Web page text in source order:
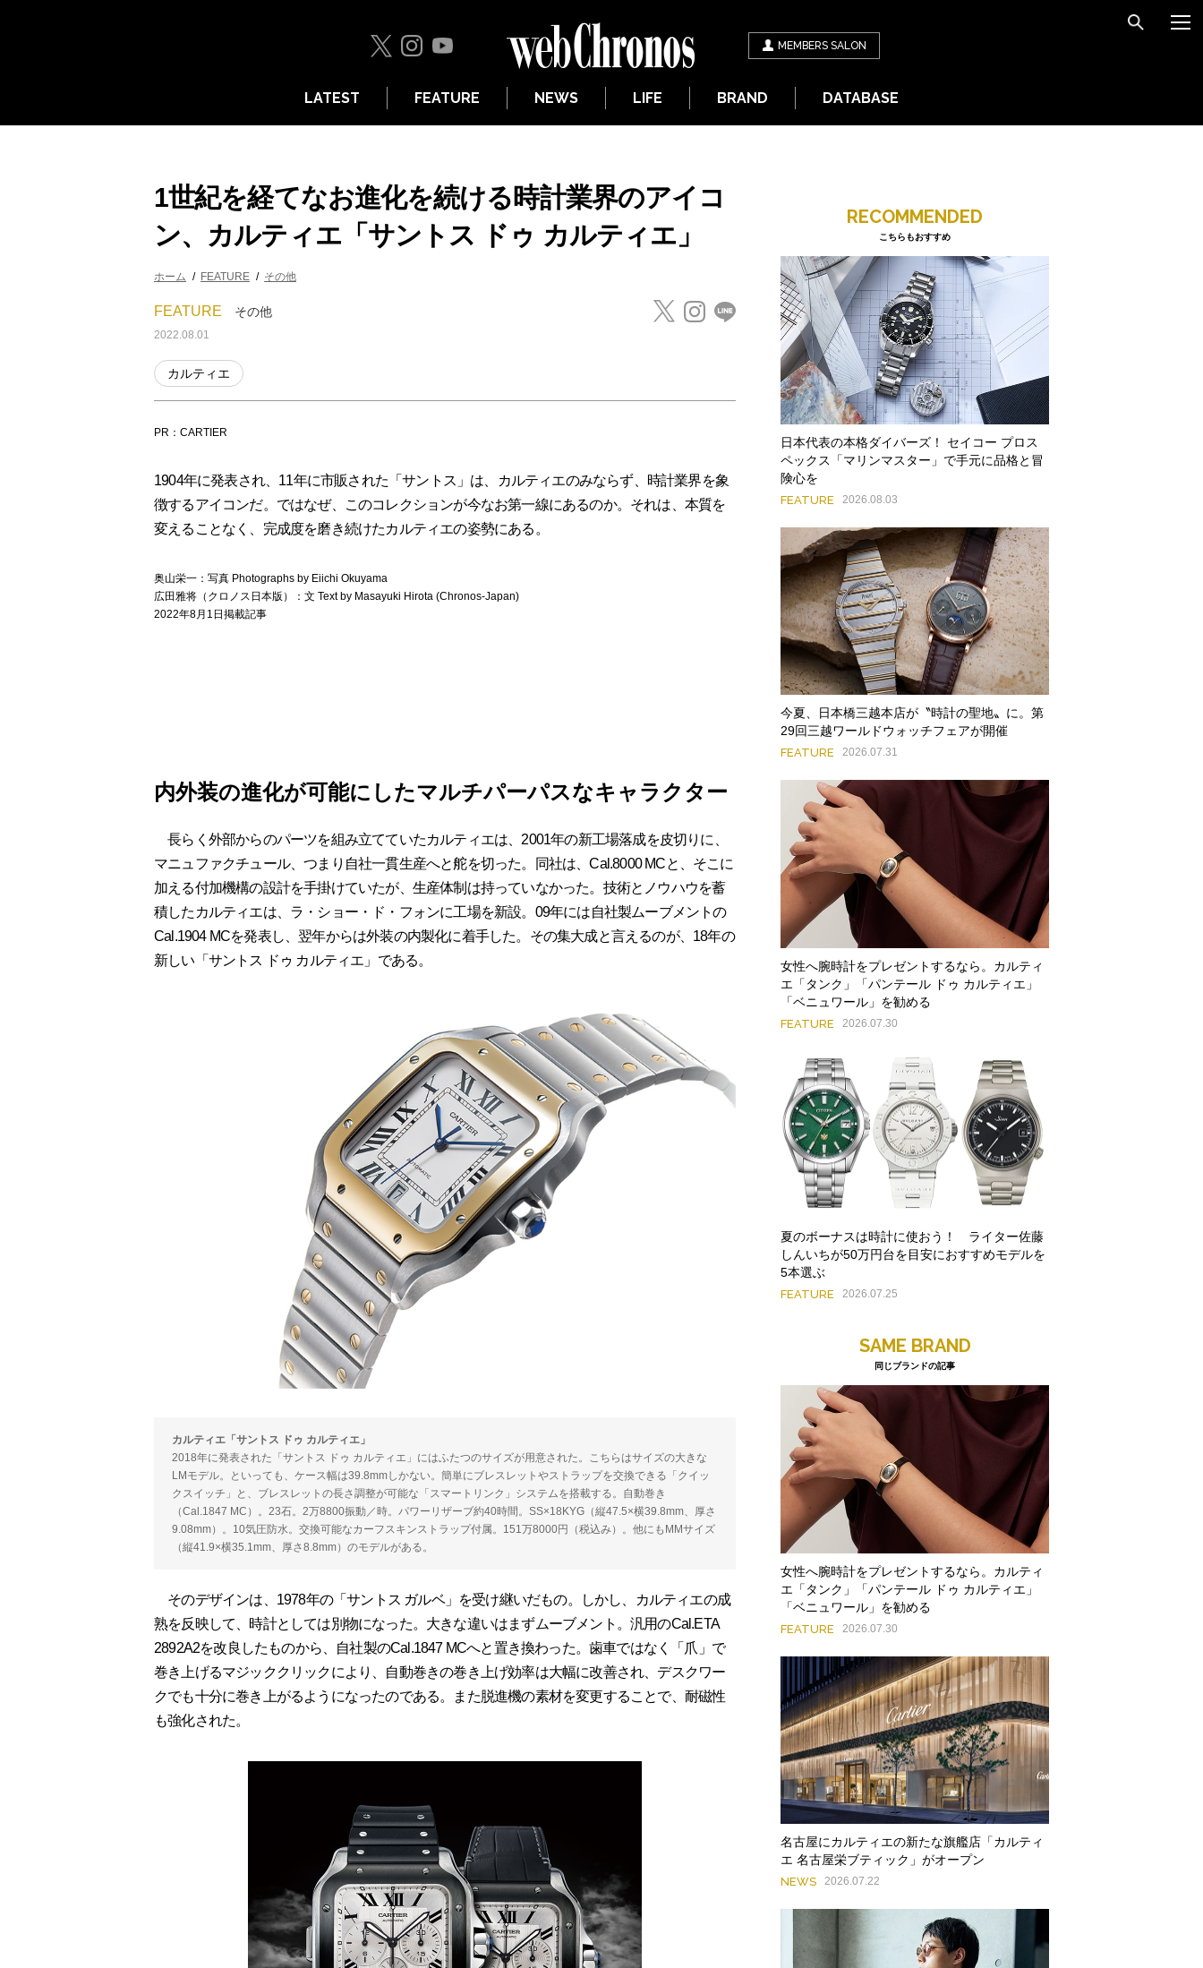
MEMBERS SALON
LATEST FEATURE NEWS LIFE BRAND DATABASE
1世紀を経てなお進化を続ける時計業界のアイコ
ン、カルティエ「サントス ドゥ カルティエ」
ホーム FEATURE その他
FEATURE その他
2022.08.01
カルティエ
PR：CARTIER
1904年に発表され、11年に市販された「サントス」は、カルティエのみならず、時計業界を象
徴するアイコンだ。ではなぜ、このコレクションが今なお第一線にあるのか。それは、本質を
変えることなく、完成度を磨き続けたカルティエの姿勢にある。
奥山栄一：写真 Photographs by Eiichi Okuyama
広田雅将（クロノス日本版）：文 Text by Masayuki Hirota (Chronos-Japan)
2022年8月1日掲載記事
内外装の進化が可能にしたマルチパーパスなキャラクター
長らく外部からのパーツを組み立てていたカルティエは、2001年の新工場落成を皮切りに、
マニュファクチュール、つまり自社一貫生産へと舵を切った。同社は、Cal.8000 MCと、そこに
加える付加機構の設計を手掛けていたが、生産体制は持っていなかった。技術とノウハウを蓄
積したカルティエは、ラ・ショー・ド・フォンに工場を新設。09年には自社製ムーブメントの
Cal.1904 MCを発表し、翌年からは外装の内製化に着手した。その集大成と言えるのが、18年の
新しい「サントス ドゥ カルティエ」である。
カルティエ「サントス ドゥ カルティエ」
2018年に発表された「サントス ドゥ カルティエ」にはふたつのサイズが用意された。こちらはサイズの大きな
LMモデル。といっても、ケース幅は39.8mmしかない。簡単にブレスレットやストラップを交換できる「クイッ
クスイッチ」と、ブレスレットの長さ調整が可能な「スマートリンク」システムを搭載する。自動巻き
（Cal.1847 MC）。23石。2万8800振動／時。パワーリザーブ約40時間。SS×18KYG（縦47.5×横39.8mm、厚さ
9.08mm）。10気圧防水。交換可能なカーフスキンストラップ付属。151万8000円（税込み）。他にもMMサイズ
（縦41.9×横35.1mm、厚さ8.8mm）のモデルがある。
そのデザインは、1978年の「サントス ガルベ」を受け継いだもの。しかし、カルティエの成
熟を反映して、時計としては別物になった。大きな違いはまずムーブメント。汎用のCal.ETA
2892A2を改良したものから、自社製のCal.1847 MCへと置き換わった。歯車ではなく「爪」で
巻き上げるマジッククリックにより、自動巻きの巻き上げ効率は大幅に改善され、デスクワー
クでも十分に巻き上がるようになったのである。また脱進機の素材を変更することで、耐磁性
も強化された。
RECOMMENDED
こちらもおすすめ
日本代表の本格ダイバーズ！ セイコー プロス
ペックス「マリンマスター」で手元に品格と冒
険心を
FEATURE 2026.08.03
今夏、日本橋三越本店が〝時計の聖地〟に。第
29回三越ワールドウォッチフェアが開催
FEATURE 2026.07.31
女性へ腕時計をプレゼントするなら。カルティ
エ「タンク」「パンテール ドゥ カルティエ」
「ベニュワール」を勧める
FEATURE 2026.07.30
夏のボーナスは時計に使おう！ ライター佐藤
しんいちが50万円台を目安におすすめモデルを
5本選ぶ
FEATURE 2026.07.25
SAME BRAND
同じブランドの記事
女性へ腕時計をプレゼントするなら。カルティ
エ「タンク」「パンテール ドゥ カルティエ」
「ベニュワール」を勧める
FEATURE 2026.07.30
名古屋にカルティエの新たな旗艦店「カルティ
エ 名古屋栄ブティック」がオープン
NEWS 2026.07.22